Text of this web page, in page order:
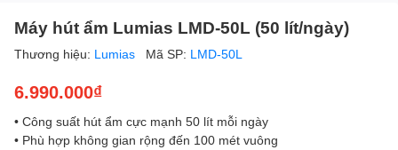
Máy hút ẩm Lumias LMD-50L (50 lít/ngày)
Thương hiệu: Lumias Mã SP: LMD-50L
6.990.000₫
• Công suất hút ẩm cực mạnh 50 lít mỗi ngày
• Phù hợp không gian rộng đến 100 mét vuông